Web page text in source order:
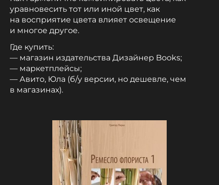
уравновесить тот или иной цвет, как
на восприятие цвета влияет освещение
и многое другое.
Где купить:
— магазин издательства Дизайнер Books;
— маркетплейсы;
— Авито, Юла (б/у версии, но дешевле, чем
в магазинах).